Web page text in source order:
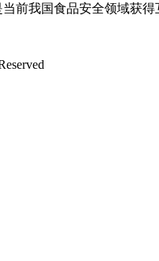
我国食品安全领域获得